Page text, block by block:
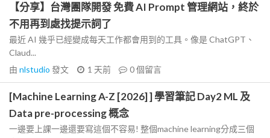
【分享】台灣團隊開發 免費 AI Prompt 管理網站，終於
不用再到處找提示詞了
最近 AI 幾乎已經變成每天工作都會用到的工具。像是 ChatGPT、
Claud...
由 nlstudio 發文 1 天前 0個留言
[Machine Learning A-Z [2026] ] 學習筆記 Day2 ML 及
Data pre-processing 概念
一邊要上課一邊還要寫這個不容易! 整個machine learning分成三個